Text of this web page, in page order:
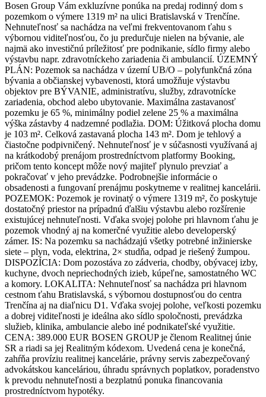
Bosen Group Vám exkluzívne ponúka na predaj rodinný dom s
pozemkom o výmere 1319 m² na ulici Bratislavská v Trenčíne.
Nehnuteľnosť sa nachádza na veľmi frekventovanom ťahu s
výbornou viditeľnosťou, čo ju predurčuje nielen na bývanie, ale
najmä ako investičnú príležitosť pre podnikanie, sídlo firmy alebo
výstavbu napr. zdravotníckeho zariadenia či ambulancií. ÚZEMNÝ
PLÁN: Pozemok sa nachádza v území UB/O – polyfunkčná zóna
bývania a občianskej vybavenosti, ktorá umožňuje výstavbu
objektov pre BÝVANIE, administratívu, služby, zdravotnícke
zariadenia, obchod alebo ubytovanie. Maximálna zastavanosť
pozemku je 65 %, minimálny podiel zelene 25 % a maximálna
výška zástavby 4 nadzemné podlažia. DOM: Úžitková plocha domu
je 103 m². Celková zastavaná plocha 143 m². Dom je tehlový a
čiastočne podpivničený. Nehnuteľnosť je v súčasnosti využívaná aj
na krátkodobý prenájom prostredníctvom platformy Booking,
pričom tento koncept môže nový majiteľ plynulo prevziať a
pokračovať v jeho prevádzke. Podrobnejšie informácie o
obsadenosti a fungovaní prenájmu poskytneme v realitnej kancelárii.
POZEMOK: Pozemok je rovinatý o výmere 1319 m², čo poskytuje
dostatočný priestor na prípadnú ďalšiu výstavbu alebo rozšírenie
existujúcej nehnuteľnosti. Vďaka svojej polohe pri hlavnom ťahu je
pozemok vhodný aj na komerčné využitie alebo developerský
zámer. IS: Na pozemku sa nachádzajú všetky potrebné inžinierske
siete – plyn, voda, elektrina, 2× studňa, odpad je riešený žumpou.
DISPOZÍCIA: Dom pozostáva zo zádveria, chodby, obývacej izby,
kuchyne, dvoch nepriechodných izieb, kúpeľne, samostatného WC
a komory. LOKALITA: Nehnuteľnosť sa nachádza pri hlavnom
cestnom ťahu Bratislavská, s výbornou dostupnosťou do centra
Trenčína aj na diaľnicu D1. Vďaka svojej polohe, veľkosti pozemku
a dobrej viditeľnosti je ideálna ako sídlo spoločnosti, prevádzka
služieb, klinika, ambulancie alebo iné podnikateľské využitie.
CENA: 389.000 EUR BOSEN GROUP je členom Realitnej únie
SR a riadi sa jej Realitným kódexom. Uvedená cena je konečná,
zahŕňa províziu realitnej kancelárie, právny servis zabezpečovaný
advokátskou kanceláriou, úhradu správnych poplatkov, poradenstvo
k prevodu nehnuteľnosti a bezplatnú ponuka financovania
prostredníctvom hypotéky.